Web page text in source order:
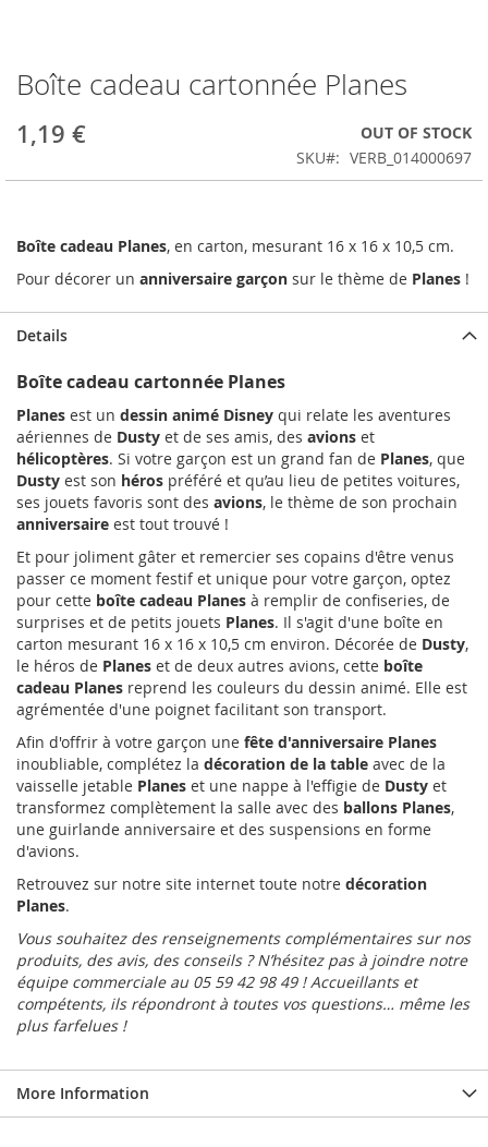
Skip
to
the
beginning
Boîte cadeau cartonnée Planes
1,19 €
OUT OF STOCK
SKU
VERB_014000697
Boîte cadeau Planes, en carton, mesurant 16 x 16 x 10,5 cm.
Pour décorer un anniversaire garçon sur le thème de Planes !
Details
Boîte cadeau cartonnée Planes
Planes est un dessin animé Disney qui relate les aventures
aériennes de Dusty et de ses amis, des avions et
hélicoptères. Si votre garçon est un grand fan de Planes, que
Dusty est son héros préféré et qu’au lieu de petites voitures,
ses jouets favoris sont des avions, le thème de son prochain
anniversaire est tout trouvé !
Et pour joliment gâter et remercier ses copains d'être venus
passer ce moment festif et unique pour votre garçon, optez
pour cette boîte cadeau Planes à remplir de confiseries, de
surprises et de petits jouets Planes. Il s'agit d'une boîte en
carton mesurant 16 x 16 x 10,5 cm environ. Décorée de Dusty,
le héros de Planes et de deux autres avions, cette boîte
cadeau Planes reprend les couleurs du dessin animé. Elle est
agrémentée d'une poignet facilitant son transport.
Afin d'offrir à votre garçon une fête d'anniversaire Planes
inoubliable, complétez la décoration de la table avec de la
vaisselle jetable Planes et une nappe à l'effigie de Dusty et
transformez complètement la salle avec des ballons Planes,
une guirlande anniversaire et des suspensions en forme
d'avions.
Retrouvez sur notre site internet toute notre décoration
Planes.
Vous souhaitez des renseignements complémentaires sur nos
produits, des avis, des conseils ? N’hésitez pas à joindre notre
équipe commerciale au 05 59 42 98 49 ! Accueillants et
compétents, ils répondront à toutes vos questions… même les
plus farfelues !
More Information